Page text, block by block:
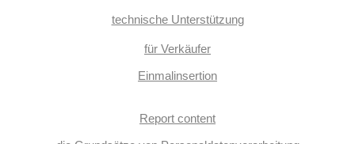
technische Unterstützung
für Verkäufer
Einmalinsertion
Report content